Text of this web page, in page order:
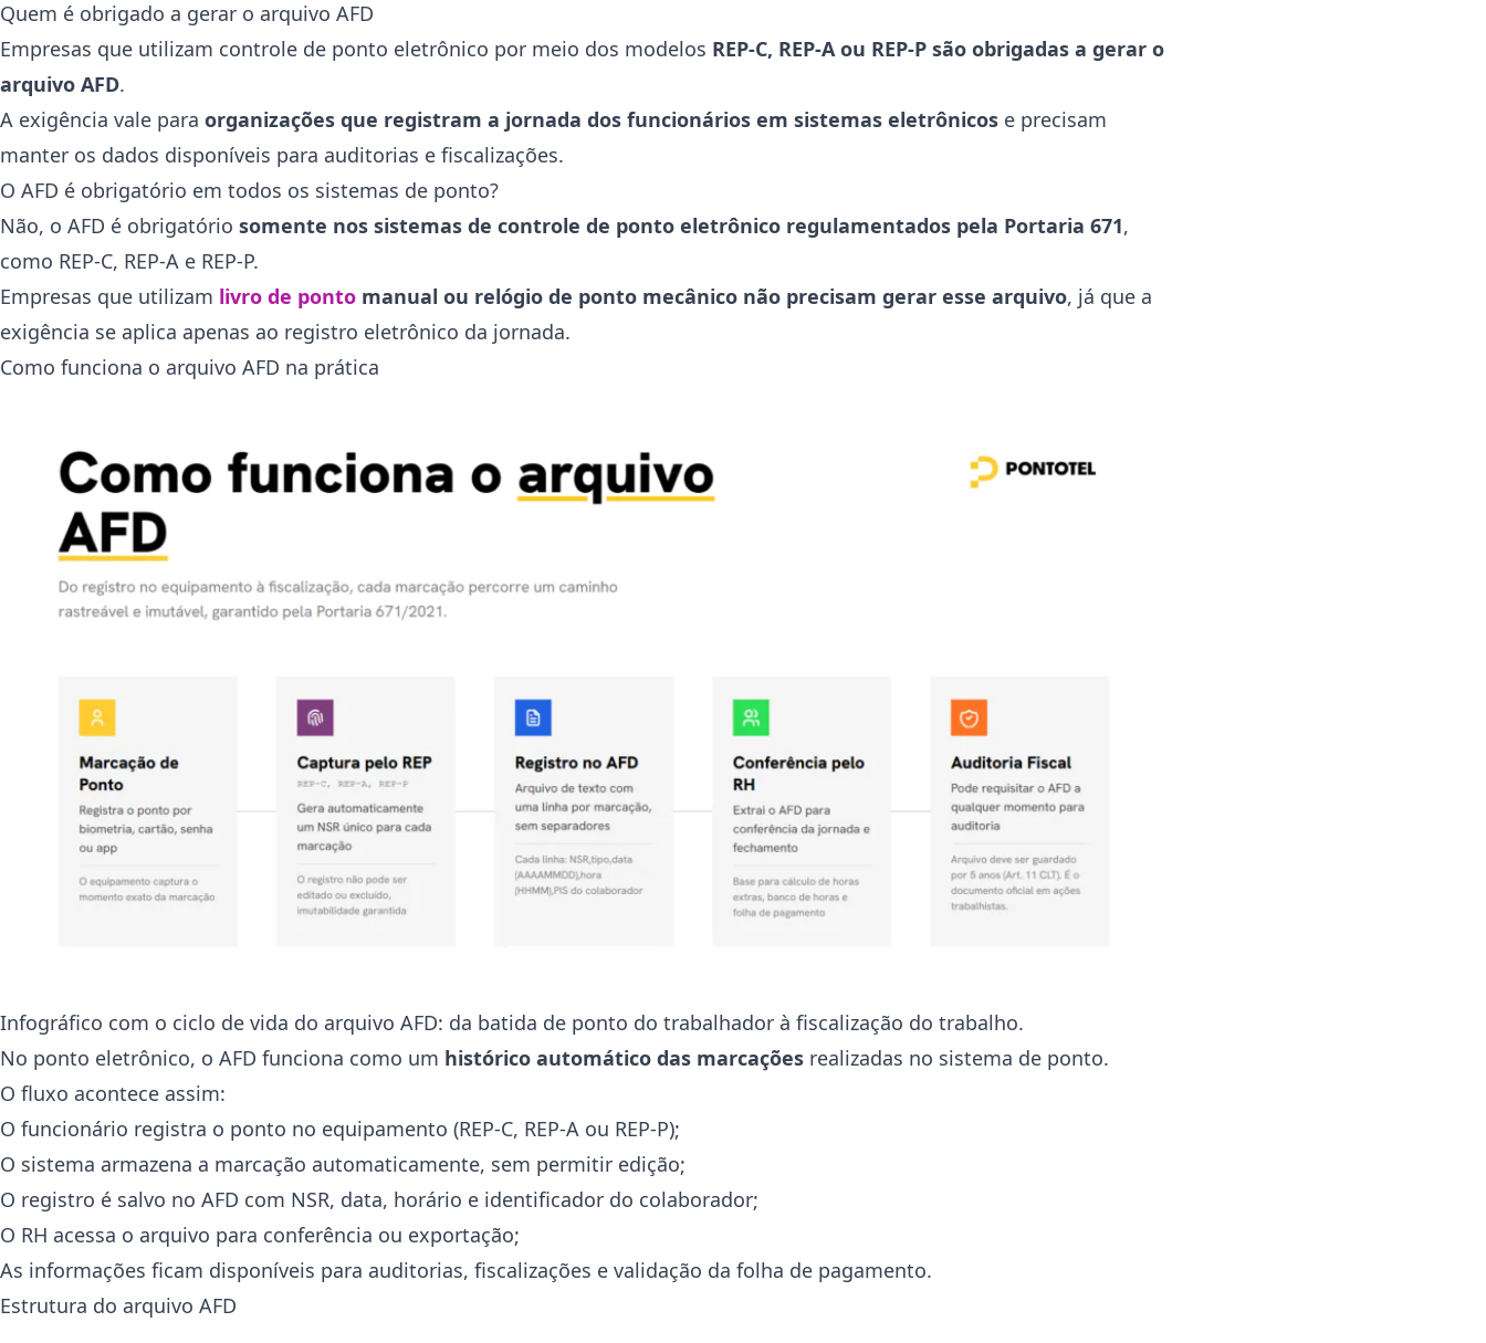
Quem é obrigado a gerar o arquivo AFD
Empresas que utilizam controle de ponto eletrônico por meio dos modelos REP-C, REP-A ou REP-P são obrigadas a gerar o
arquivo AFD.
A exigência vale para organizações que registram a jornada dos funcionários em sistemas eletrônicos e precisam
manter os dados disponíveis para auditorias e fiscalizações.
O AFD é obrigatório em todos os sistemas de ponto?
Não, o AFD é obrigatório somente nos sistemas de controle de ponto eletrônico regulamentados pela Portaria 671,
como REP-C, REP-A e REP-P.
Empresas que utilizam livro de ponto manual ou relógio de ponto mecânico não precisam gerar esse arquivo, já que a
exigência se aplica apenas ao registro eletrônico da jornada.
Como funciona o arquivo AFD na prática
Infográfico com o ciclo de vida do arquivo AFD: da batida de ponto do trabalhador à fiscalização do trabalho.
No ponto eletrônico, o AFD funciona como um histórico automático das marcações realizadas no sistema de ponto.
O fluxo acontece assim:
O funcionário registra o ponto no equipamento (REP-C, REP-A ou REP-P);
O sistema armazena a marcação automaticamente, sem permitir edição;
O registro é salvo no AFD com NSR, data, horário e identificador do colaborador;
O RH acessa o arquivo para conferência ou exportação;
As informações ficam disponíveis para auditorias, fiscalizações e validação da folha de pagamento.
Estrutura do arquivo AFD